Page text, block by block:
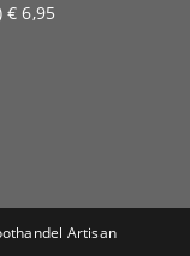
€ 6,95
Artisan